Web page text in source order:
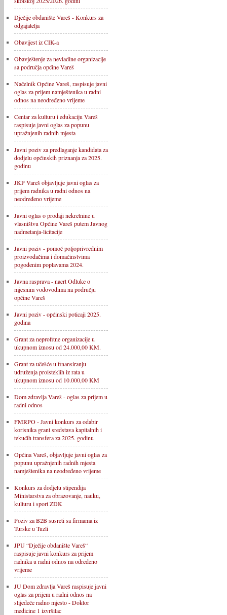
Dječije obdanište Vareš - Konkurs za
odgajatelja
Obavijest iz CIK-a
Obavještenje za nevladine organizacije
sa područja općine Vareš
Načelnik Općine Vareš, raspisuje javni
oglas za prijem namještenika u radni
odnos na neodređeno vrijeme
Centar za kulturu i edukaciju Vareš
raspisuje javni oglas za popunu
upražnjenih radnih mjesta
Javni poziv za predlaganje kandidata za
dodjelu općinskih priznanja za 2025.
godinu
JKP Vareš objavljuje javni oglas za
prijem radnika u radni odnos na
neodređeno vrijeme
Javni oglas o prodaji nekretnine u
vlasništvu Općine Vareš putem Javnog
nadmetanja-licitacije
Javni poziv - pomoć poljoprivrednim
proizvođačima i domaćinstvima
pogođenim poplavama 2024.
Javna rasprava - nacrt Odluke o
mjesnim vodovodima na području
općine Vareš
Javni poziv - općinski poticaji 2025.
godina
Grant za neprofitne organizacije u
ukupnom iznosu od 24.000,00 KM.
Grant za učešće u finansiranju
udruženja proisteklih iz rata u
ukupnom iznosu od 10.000,00 KM
Dom zdravlja Vareš - oglas za prijem u
radni odnos
FMRPO - Javni konkurs za odabir
korisnika grant sredstava kapitalnih i
tekućih transfera za 2025. godinu
Općina Vareš, objavljuje javni oglas za
popunu upražnjenih radnih mjesta
namještenika na neodređeno vrijeme
Konkurs za dodjelu stipendija
Ministarstva za obrazovanje, nauku,
kulturu i sport ZDK
Poziv za B2B susreti sa firmama iz
Turske u Tuzli
JPU “Dječije obdanište Vareš“
raspisuje javni konkurs za prijem
radnika u radni odnos na određeno
vrijeme
JU Dom zdravlja Vareš raspisuje javni
oglas za prijem u radni odnos na
slijedeće radno mjesto - Doktor
medicine 1 izvršilac